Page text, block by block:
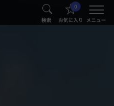
検索
0
お気に入り メニュー
®